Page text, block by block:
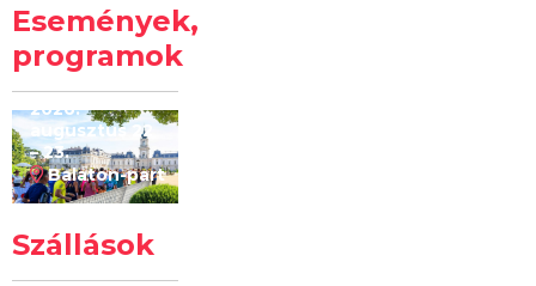
Események,
programok
Kilóméterek
2026
2026.
augusztus 22
– 23.
Balaton-part
Szállások